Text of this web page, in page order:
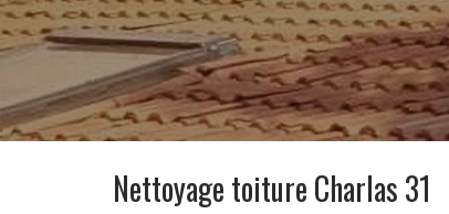
Nettoyage toiture Charlas 31